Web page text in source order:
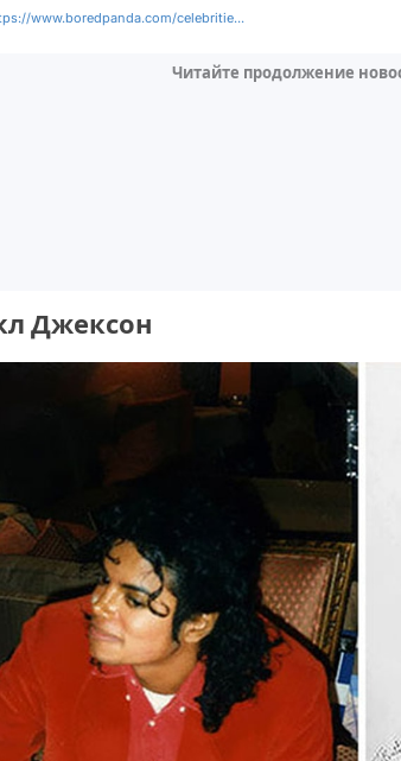
www.boredpanda.com/celebritie...
Читайте продолжение
Джексон